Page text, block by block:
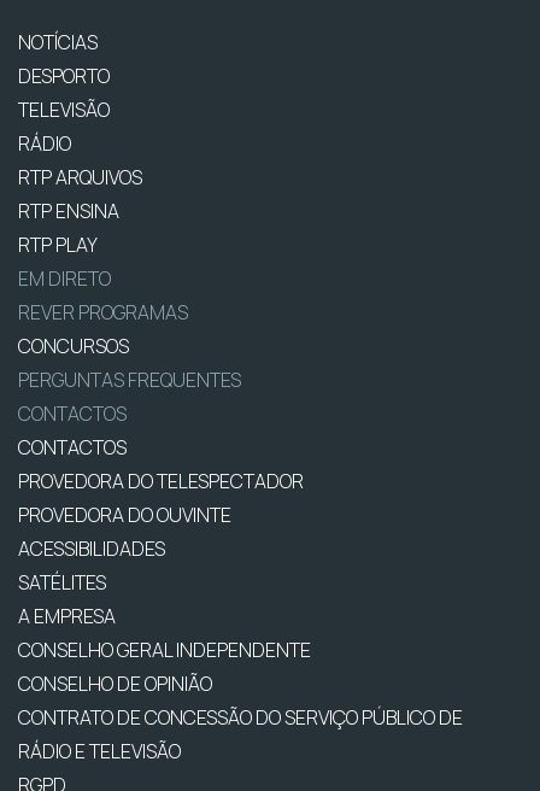
NOTÍCIAS
DESPORTO
TELEVISÃO
RÁDIO
RTP ARQUIVOS
RTP ENSINA
RTP PLAY
EM DIRETO
REVER PROGRAMAS
CONCURSOS
PERGUNTAS FREQUENTES
CONTACTOS
CONTACTOS
PROVEDORA DO TELESPECTADOR
PROVEDORA DO OUVINTE
ACESSIBILIDADES
SATÉLITES
A EMPRESA
CONSELHO GERAL INDEPENDENTE
CONSELHO DE OPINIÃO
CONTRATO DE CONCESSÃO DO SERVIÇO PÚBLICO DE
RÁDIO E TELEVISÃO
RGPD